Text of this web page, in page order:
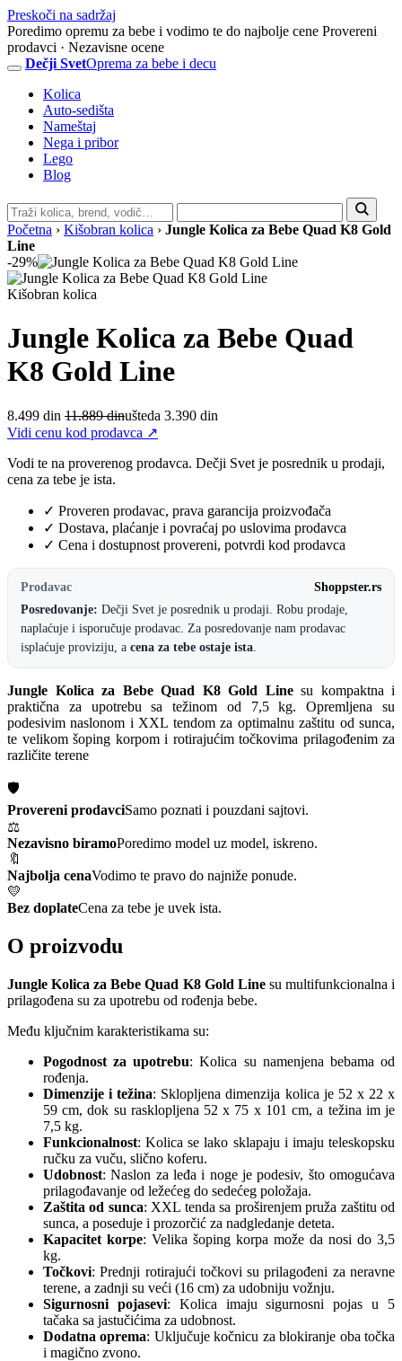
Preskoči na sadržaj
Poredimo opremu za bebe i vodimo te do najbolje cene Provereni
prodavci · Nezavisne ocene
Dečji SvetOprema za bebe i decu
Kolica
Auto-sedišta
Nameštaj
Nega i pribor
Lego
Blog
Pretraga
sajta
Početna › Kišobran kolica › Jungle Kolica za Bebe Quad K8 Gold
Line
-29%
Kišobran kolica
Jungle Kolica za Bebe Quad
K8 Gold Line
8.499 din 11.889 dinušteda 3.390 din
Vidi cenu kod prodavca ↗
Vodi te na proverenog prodavca. Dečji Svet je posrednik u prodaji,
cena za tebe je ista.
✓ Proveren prodavac, prava garancija proizvođača
✓ Dostava, plaćanje i povraćaj po uslovima prodavca
✓ Cena i dostupnost provereni, potvrdi kod prodavca
Prodavac
Shoppster.rs
Posredovanje: Dečji Svet je posrednik u prodaji. Robu prodaje,
naplaćuje i isporučuje prodavac. Za posredovanje nam prodavac
isplaćuje proviziju, a cena za tebe ostaje ista
Jungle Kolica za Bebe Quad K8 Gold Linesu kompaktna i
praktična za upotrebu sa težinom od 7,5 kg. Opremljena su
podesivim naslonom i XXL tendom za optimalnu zaštitu od sunca,
te velikom šoping korpom i rotirajućim točkovima prilagođenim za
različite terene​
🛡️
Provereni prodavciSamo poznati i pouzdani sajtovi.
⚖️
Nezavisno biramoPoredimo model uz model, iskreno.
🔖
Najbolja cenaVodimo te pravo do najniže ponude.
💛
Bez doplateCena za tebe je uvek ista.
O proizvodu
Jungle Kolica za Bebe Quad K8 Gold Linesu multifunkcionalna i
prilagođena su za upotrebu od rođenja bebe.
Među ključnim karakteristikama su:
Pogodnost za upotrebu: Kolica su namenjena bebama od
rođenja.
Dimenzije i težina: Sklopljena dimenzija kolica je 52 x 22 x
59 cm, dok su rasklopljena 52 x 75 x 101 cm, a težina im je
7,5 kg.
Funkcionalnost: Kolica se lako sklapaju i imaju teleskopsku
ručku za vuču, slično koferu.
Udobnost: Naslon za leđa i noge je podesiv, što omogućava
prilagođavanje od ležećeg do sedećeg položaja.
Zaštita od sunca: XXL tenda sa proširenjem pruža zaštitu od
sunca, a poseduje i prozorčić za nadgledanje deteta.
Kapacitet korpe: Velika šoping korpa može da nosi do 3,5
kg.
Točkovi: Prednji rotirajući točkovi su prilagođeni za neravne
terene, a zadnji su veći (16 cm) za udobniju vožnju.
Sigurnosni pojasevi: Kolica imaju sigurnosni pojas u 5
tačaka sa jastučićima za udobnost.
Dodatna oprema: Uključuje kočnicu za blokiranje oba točka
i magično zvono.